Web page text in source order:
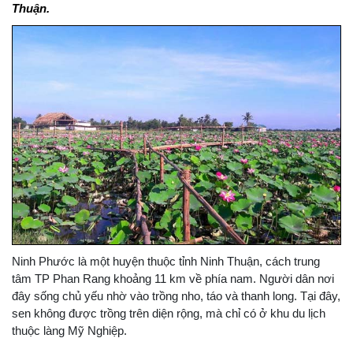
Thuận.
Ninh Phước là một huyện thuộc tỉnh Ninh Thuận, cách trung
tâm TP Phan Rang khoảng 11 km về phía nam. Người dân nơi
đây sống chủ yếu nhờ vào trồng nho, táo và thanh long. Tại đây,
sen không được trồng trên diện rộng, mà chỉ có ở khu du lịch
thuộc làng Mỹ Nghiệp.